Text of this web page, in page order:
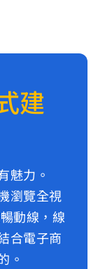
建
魅力。
瀏覽全視
動線，線
合電子商
。